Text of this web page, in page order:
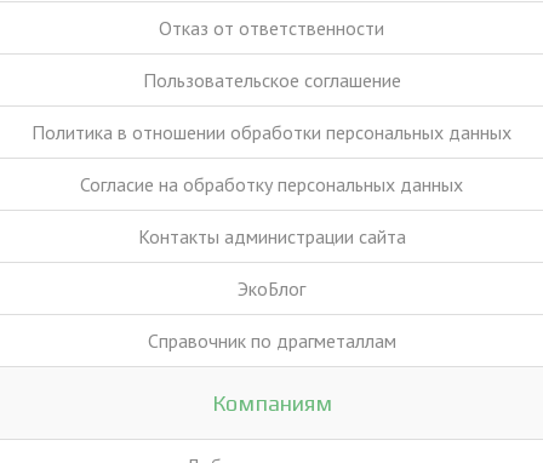
Отказ от ответственности
Пользовательское соглашение
Политика в отношении обработки персональных данных
Согласие на обработку персональных данных
Контакты администрации сайта
ЭкоБлог
Справочник по драгметаллам
Компаниям